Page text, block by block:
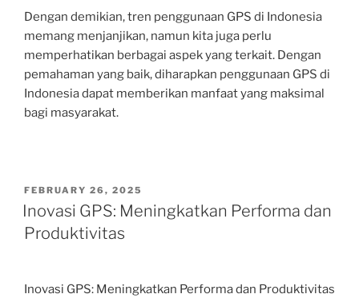
Dengan demikian, tren penggunaan GPS di Indonesia
memang menjanjikan, namun kita juga perlu
memperhatikan berbagai aspek yang terkait. Dengan
pemahaman yang baik, diharapkan penggunaan GPS di
Indonesia dapat memberikan manfaat yang maksimal
bagi masyarakat.
POSTED
ON
FEBRUARY 26, 2025
Inovasi GPS: Meningkatkan Performa dan
Produktivitas
Inovasi GPS: Meningkatkan Performa dan Produktivitas